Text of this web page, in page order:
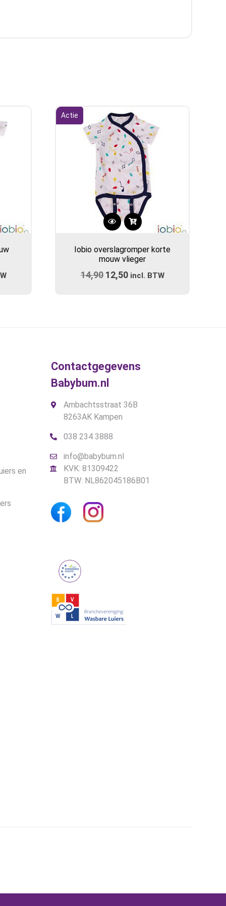
Actie
Dit
heeft
meerdere
variaties.
productpagina
Iobio overslagromper korte
mouw vlieger
14,90 Oorspronkelijke
12,50Huidige
incl. BTW
en
Contactgegevens
Babybum.nl
Ambachtsstraat 36B
8263AK Kampen
038 234 3888
info@babybum.nl
KVK: 81309422
BTW: NL862045186B01